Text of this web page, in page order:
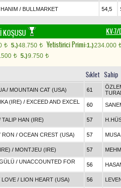
/ BULLMARKET 54,5
KOŞUSU KV-
t 5.)48.750 t Yetistirici Primi:1.)234.000
t 5.)9.750 t
Sıklet Sahip
/ MOUNTAIN CAT (USA) 61
(IRE) / EXCEED AND EXCEL
60
TALIP HAN (IRE) 57
RON / OCEAN CREST (USA) 57
/ MONTJEU (IRE) 57
/ UNACCOUNTED FOR
56
LOVE / LION HEART (USA) 56